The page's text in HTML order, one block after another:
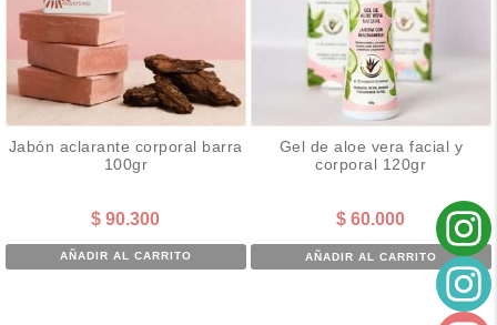
Jabón aclarante corporal barra
100gr
$ 90.300
AÑADIR AL CARRITO
Gel de aloe vera facial y
corporal 120gr
$ 60.000
AÑADIR AL CARRITO